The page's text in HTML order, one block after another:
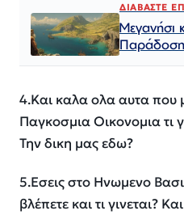
ΔΙΑΒΑΣΤΕ
Μεγανήσι
Παράδοση
4.Και καλα ολα αυτα που
Παγκοσμια Οικονομια τι
Την δικη μας εδω?
5.Εσεις στο Ηνωμενο
βλέπετε και τι γινεται?